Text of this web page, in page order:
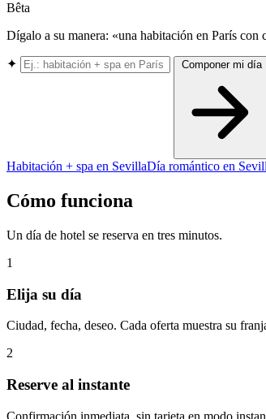
Bêta
Dígalo a su manera: «una habitación en París
✦ Componer mi día
Habitación + spa en SevillaDía romántico en
Cómo funciona
Un día de hotel se reserva en tres minutos.
1
Elija su día
Ciudad, fecha, deseo. Cada oferta muestra su
2
Reserve al instante
Confirmación inmediata, sin tarjeta en modo